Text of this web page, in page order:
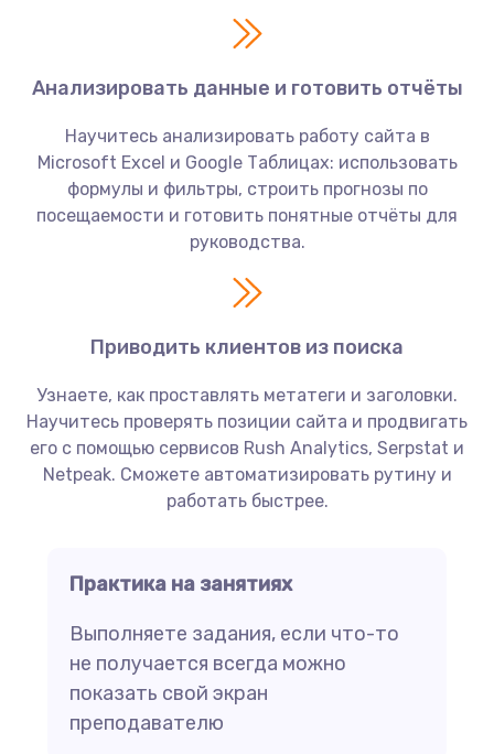
Анализировать данные и готовить отчёты
Научитесь анализировать работу сайта в
Microsoft Excel и Google Таблицах: использовать
формулы и фильтры, строить прогнозы по
посещаемости и готовить понятные отчёты для
руководства.
Приводить клиентов из поиска
Узнаете, как проставлять метатеги и заголовки.
Научитесь проверять позиции сайта и продвигать
его с помощью сервисов Rush Analytics, Serpstat и
Netpeak. Сможете автоматизировать рутину и
работать быстрее.
Практика на занятиях
Выполняете задания, если что-то
не получается всегда можно
показать свой экран
преподавателю